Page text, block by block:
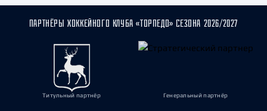
ПАРТНЁРЫ ХОККЕЙНОГО КЛУБА «ТОРПЕДО» СЕЗОНА 2026/2027
Титульный партнёр Генеральный партнёр